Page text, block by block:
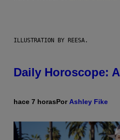
ILLUSTRATION BY REESA.
Daily Horoscope:
hace 7 horasPor Ashley Fike